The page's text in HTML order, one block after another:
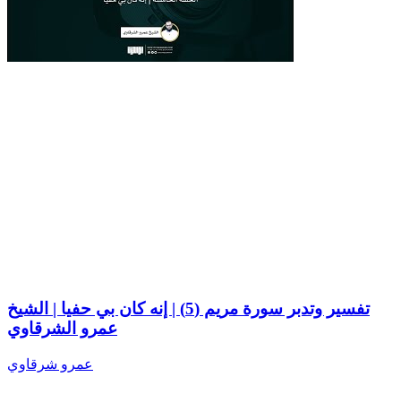
تفسير وتدبر سورة مريم (5) | إنه كان بي حفيا | الشيخ
عمرو الشرقاوي
عمرو شرقاوي